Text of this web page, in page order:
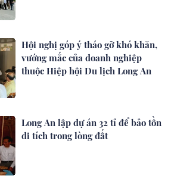
Hội nghị góp ý tháo gỡ khó khăn,
vướng mắc của doanh nghiệp
thuộc Hiệp hội Du lịch Long An
Long An lập dự án 32 tỉ để bảo tồn
di tích trong lòng đất